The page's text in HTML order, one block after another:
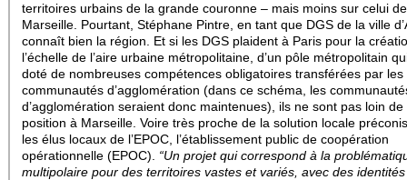
territoires urbains de la grande couronne – mais moins sur celui de
Marseille. Pourtant, Stéphane Pintre, en tant que DGS de la ville
connaît bien la région. Et si les DGS plaident à Paris pour la
l’échelle de l’aire urbaine métropolitaine, d’un pôle métropolitain
doté de nombreuses compétences obligatoires transférées par les
communautés d’agglomération (dans ce schéma, les
d’agglomération seraient donc maintenues), ils ne sont pas loin de
position à Marseille. Voire très proche de la solution locale
les élus locaux de l’EPOC, l’établissement public de coopération
opérationnelle (EPOC). “Un projet qui correspond à la
multipolaire pour des territoires vastes et variés, avec des identités